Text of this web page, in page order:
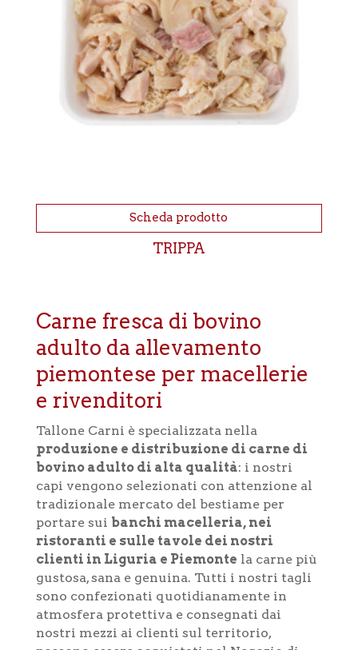
Scheda prodotto
TRIPPA
Carne fresca di bovino
adulto da allevamento
piemontese per macellerie
e rivenditori
Tallone Carni è specializzata nella
produzione e distribuzione di carne di
bovino adulto di alta qualità: i nostri
capi vengono selezionati con attenzione al
tradizionale mercato del bestiame per
portare sui banchi macelleria, nei
ristoranti e sulle tavole dei nostri
clienti in Liguria e Piemonte la carne più
gustosa, sana e genuina. Tutti i nostri tagli
sono confezionati quotidianamente in
atmosfera protettiva e consegnati dai
nostri mezzi ai clienti sul territorio,